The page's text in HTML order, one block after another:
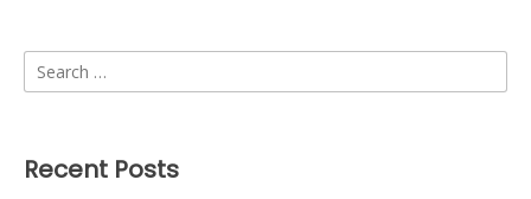
Search
for:
Recent Posts